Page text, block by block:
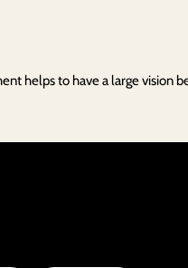
helps to have a large vision